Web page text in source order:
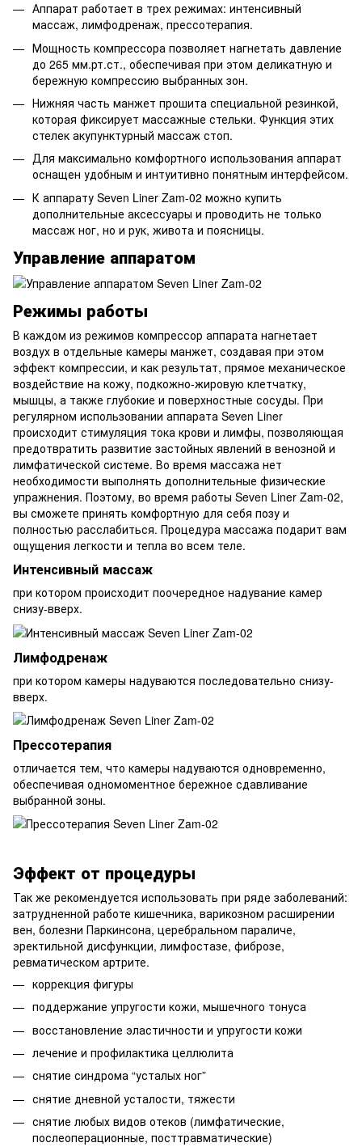
Аппарат работает в трех режимах: интенсивный
массаж, лимфодренаж, прессотерапия.
Мощность компрессора позволяет нагнетать давление
до 265 мм.рт.ст., обеспечивая при этом деликатную и
бережную компрессию выбранных зон.
Нижняя часть манжет прошита специальной резинкой,
которая фиксирует массажные стельки. Функция этих
стелек акупунктурный массаж стоп.
Для максимально комфортного использования аппарат
оснащен удобным и интуитивно понятным интерфейсом.
К аппарату Seven Liner Zam-02 можно купить
дополнительные аксессуары и проводить не только
массаж ног, но и рук, живота и поясницы.
Управление аппаратом
Режимы работы
В каждом из режимов компрессор аппарата нагнетает
воздух в отдельные камеры манжет, создавая при этом
эффект компрессии, и как результат, прямое механическое
воздействие на кожу, подкожно-жировую клетчатку,
мышцы, а также глубокие и поверхностные сосуды. При
регулярном использовании аппарата Seven Liner
происходит стимуляция тока крови и лимфы, позволяющая
предотвратить развитие застойных явлений в венозной и
лимфатической системе. Во время массажа нет
необходимости выполнять дополнительные физические
упражнения. Поэтому, во время работы Seven Liner Zam-02,
вы сможете принять комфортную для себя позу и
полностью расслабиться. Процедура массажа подарит вам
ощущения легкости и тепла во всем теле.
Интенсивный массаж
при котором происходит поочередное надувание камер
снизу-вверх.
Лимфодренаж
при котором камеры надуваются последовательно снизу-
вверх.
Прессотерапия
отличается тем, что камеры надуваются одновременно,
обеспечивая одномоментное бережное сдавливание
выбранной зоны.
Эффект от процедуры
Так же рекомендуется использовать при ряде заболеваний:
затрудненной работе кишечника, варикозном расширении
вен, болезни Паркинсона, церебральном параличе,
эректильной дисфункции, лимфостазе, фиброзе,
ревматическом артрите.
коррекция фигуры
поддержание упругости кожи, мышечного тонуса
восстановление эластичности и упругости кожи
лечение и профилактика целлюлита
снятие синдрома “усталых ног”
снятие дневной усталости, тяжести
снятие любых видов отеков (лимфатические,
послеоперационные, посттравматические)